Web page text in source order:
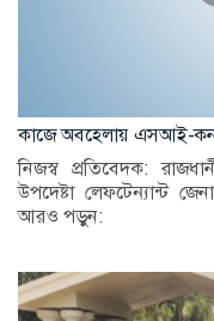
কাজে অবহেলায় এসআই-
নিজস্ব প্রতিবেদক:
উপদেষ্টা লেফটেন্যান্ট
আরও পড়ুন: